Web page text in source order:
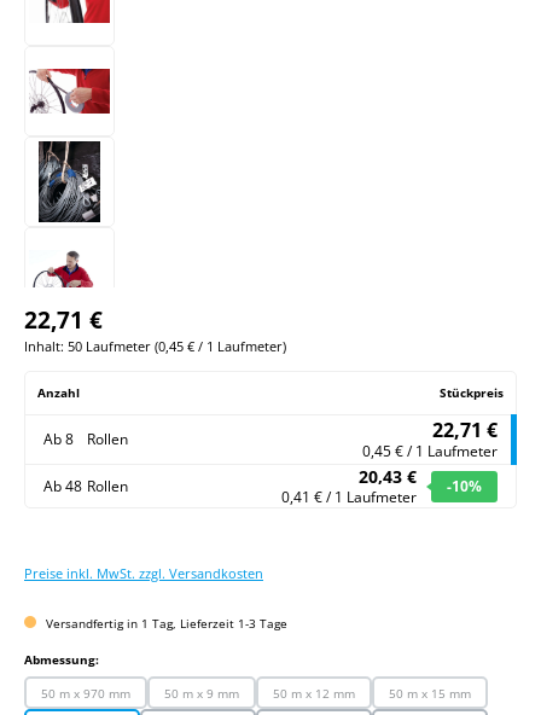
22,71 €
Inhalt: 50 Laufmeter (0,45 € / 1 Laufmeter)
Anzahl Stückpreis
Ab8 Rollen 22,71 €
0,45 € / 1 Laufmeter
Ab48 Rollen 20,43 €
0,41 € / 1 Laufmeter
-10%
Preise inkl. MwSt. zzgl. Versandkosten
Versandfertig in 1 Tag, Lieferzeit 1-3 Tage
Abmessung:auswählen
50 m x 970 mm
(Diese Option ist zurzeit nicht verfügbar.)
50 m x 9 mm
(Diese Option ist zurzeit nicht verfügbar.)
50 m x 12 mm
(Diese Option ist zurzeit nicht verfügbar.)
50 m x 15 mm
(Diese Option ist